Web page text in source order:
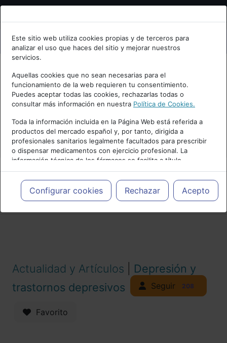
Bienvenid@ a psiquiatria.com
Escribe tu Email
Accede o regístrate con tu email.
Cancelar
Este sitio web utiliza cookies propias y de terceros para
analizar el uso que haces del sitio y mejorar nuestros
servicios.
Aquellas cookies que no sean necesarias para el
funcionamiento de la web requieren tu consentimiento.
Puedes aceptar todas las cookies, rechazarlas todas o
consultar más información en nuestra Política de Cookies.
Toda la información incluida en la Página Web está referida a
productos del mercado español y, por tanto, dirigida a
profesionales sanitarios legalmente facultados para prescribir
o dispensar medicamentos con ejercicio profesional. La
información técnica de los fármacos se facilita a título
meramente informativo, siendo responsabilidad de los
profesionales facultados prescribir medicamentos y decidir, en
cada caso concreto, el tratamiento más adecuado a las
necesidades del paciente.
Configurar cookies Rechazar Acepto
PUBLICIDAD
Actualidad y Artículos
Depresión y
trastornos depresivos
Seguir 208
Favorito